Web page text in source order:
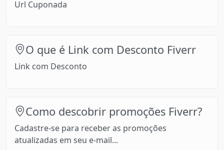
Url Cuponada
O que é Link com Desconto Fiverr
Link com Desconto
Como descobrir promoções Fiverr?
Cadastre-se para receber as promoções
atualizadas em seu e-mail...